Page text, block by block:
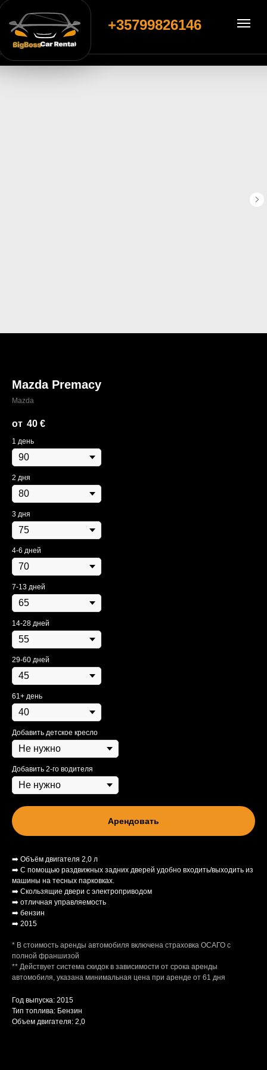
+35799826146
Mazda Premacy
Mazda
40 €
1 день
2 дня
3 дня
4-6 дней
7-13 дней
14-28 дней
29-60 дней
61+ день
Добавить детское кресло
Добавить 2-го водителя
Арендовать
➡️ Объём двигателя 2,0 л
➡️ С помощью раздвижных задних дверей удобно входить/выходить из
машины на тесных парковках.
➡️ Скользящие двери с электроприводом
➡️ отличная управляемость
➡️ бензин
➡️ 2015
* В стоимость аренды автомобиля включена страховка ОСАГО с
полной франшизой
** Действует система скидок в зависимости от срока аренды
автомобиля, указана минимальная цена при аренде от 61 дня
Год выпуска: 2015
Тип топлива: Бензин
Объем двигателя: 2,0
Модельный ряд
+35799826146